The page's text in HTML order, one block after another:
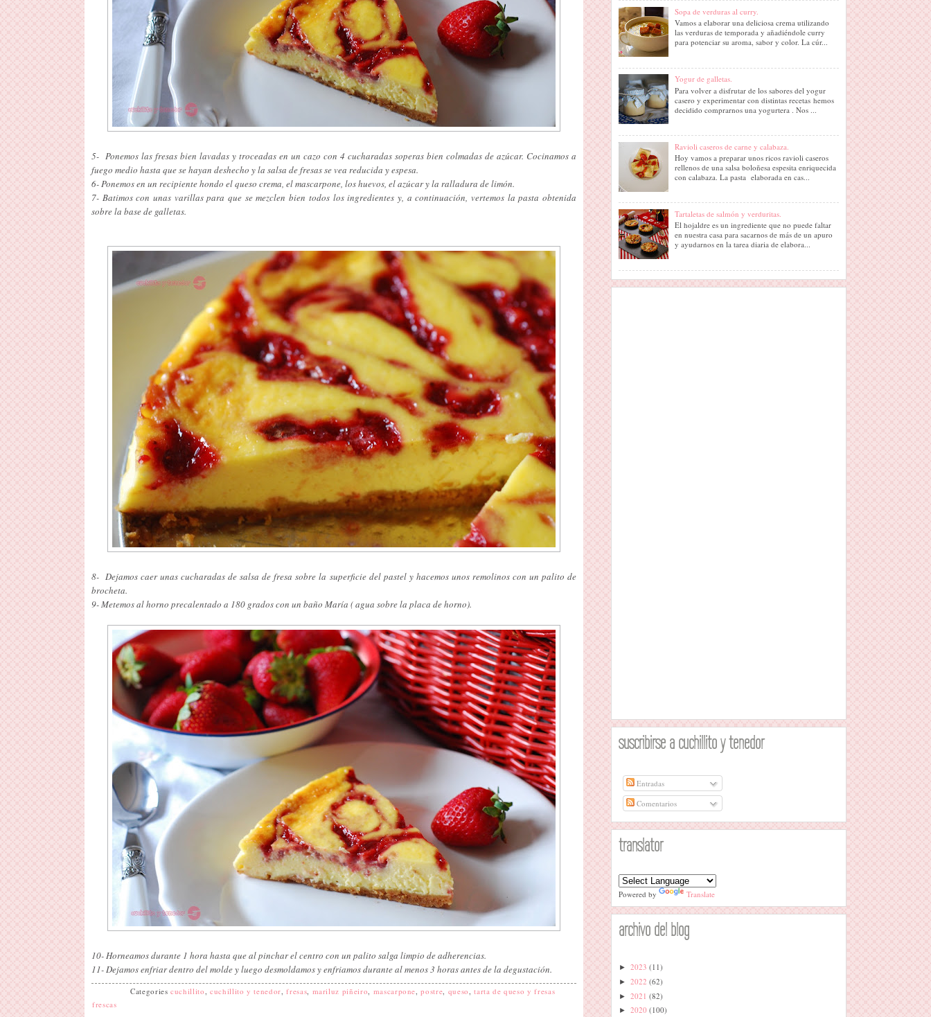
5- Ponemos las fresas bien lavadas y troceadas en un cazo con 4 cucharadas soperas bien colmadas de azúcar. Cocinamos a
fuego medio hasta que se hayan deshecho y la salsa de fresas se vea reducida y espesa.
6- Ponemos en un recipiente hondo el queso crema, el mascarpone, los huevos, el azúcar y la ralladura de limón.
7- Batimos con unas varillas para que se mezclen bien todos los ingredientes y, a continuación, vertemos la pasta obtenida
sobre la base de galletas.
8- Dejamos caer unas cucharadas de salsa de fresa sobre la superficie del pastel y hacemos unos remolinos con un palito de
brocheta.
9- Metemos al horno precalentado a 180 grados con un baño María ( agua sobre la placa de horno).
10- Horneamos durante 1 hora hasta que al pinchar el centro con un palito salga limpio de adherencias.
11- Dejamos enfriar dentro del molde y luego desmoldamos y enfriamos durante al menos 3 horas antes de la degustación.
Categoriescuchillito cuchillito y tenedor ,fresas mariluz piñeiro mascarpone ,postre queso ,tarta de queso y fresas
frescas
Sopa de verduras al curry.
Vamos a elaborar una deliciosa crema utilizando
las verduras de temporada y añadiéndole curry
para potenciar su aroma, sabor y color. La cúr...
Yogur de galletas.
Para volver a disfrutar de los sabores del yogur
casero y experimentar con distintas recetas hemos
decidido comprarnos una yogurtera . Nos ...
Ravioli caseros de carne y calabaza.
Hoy vamos a preparar unos ricos ravioli caseros
rellenos de una salsa boloñesa espesita enriquecida
con calabaza. La pasta elaborada en cas...
Tartaletas de salmón y verduritas.
El hojaldre es un ingrediente que no puede faltar
en nuestra casa para sacarnos de más de un apuro
y ayudarnos en la tarea diaria de elabora...
suscribirse a cuchillito y tenedor
Entradas
Comentarios
translator
Powered by Translate
archivo del blog
► 2023 (11)
► 2022 (62)
► 2021 (82)
► 2020 (100)